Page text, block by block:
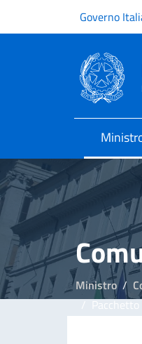
Governo
Ministro